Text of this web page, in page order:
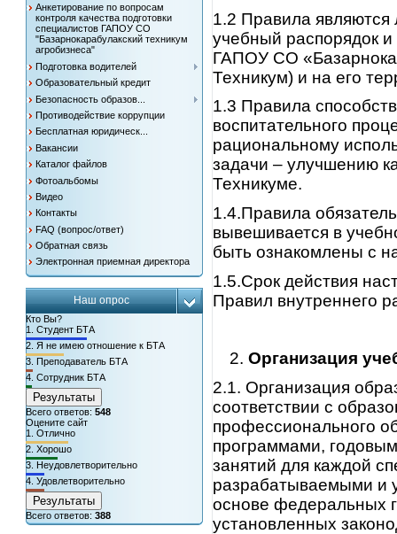
Анкетирование по вопросам
контроля качества подготовки
специалистов ГАПОУ СО
"Базарнокарабулакский техникум
агробизнеса"
Подготовка водителей
Образовательный кредит
Безопасность образов...
Противодействие коррупции
Бесплатная юридическ...
Вакансии
Каталог файлов
Фотоальбомы
Видео
Контакты
FAQ (вопрос/ответ)
Обратная связь
Электронная приемная директора
Наш опрос
Кто Вы?
1.Студент БТА
2.Я не имею отношение к БТА
3.Преподаватель БТА
4.Сотрудник БТА
Результаты
Всего ответов:548
Оцените сайт
1.Отлично
2.Хорошо
3. Неудовлетворительно
4.Удовлетворительно
Результаты
Всего ответов:388
1.2 Правила
учебный распорядок
ГАПОУ СО
Техникум) и на его
1.3 Правила
воспитательного
рациональному
задачи – улучшению
Техникуме.
1.4.Правила
вывешивается в
быть ознакомлены с
1.5.Срок действия
Правил внутреннего
Организация
2.1. Организация
соответствии с
профессионального
программами,
занятий для каждой
разрабатываемыми и
основе федеральных
установленных